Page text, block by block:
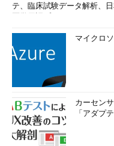
テ、臨床試験データ解析、
マイクロ
カーセン
「アダプ